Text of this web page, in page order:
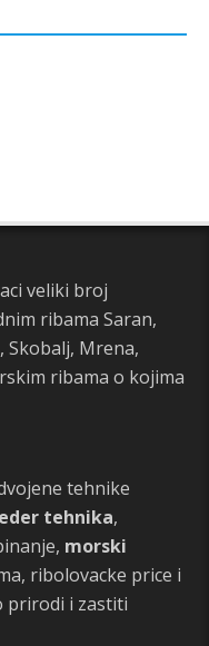
veliki broj
ribama Saran,
Skobalj, Mrena,
ribama o kojima
tehnike
tehnika,
morski
ribolovacke price i
prirodi i zastiti